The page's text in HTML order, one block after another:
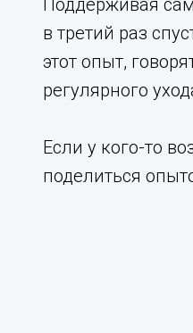
Поддерживая
в третий раз
этот опыт,
регулярного
Если у кого-то
поделиться